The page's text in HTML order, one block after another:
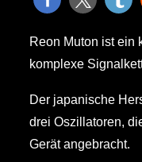
Reon Muton ist ein
komplexe
Der japanische
drei Oszillatoren,
Gerät angebracht.